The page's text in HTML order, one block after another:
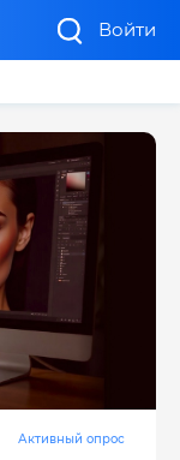
Войти
Активный опрос